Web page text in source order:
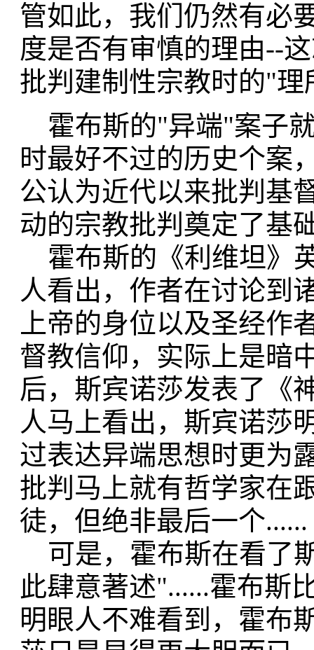
管如此，我们仍然有必
度是否有审慎的理由--
批判建制性宗教时的"
霍布斯的"异端"案子
时最好不过的历史个案
公认为近代以来批判基
动的宗教批判奠定了基
霍布斯的《利维坦》
人看出，作者在讨论到
上帝的身位以及圣经作
督教信仰，实际上是暗
后，斯宾诺莎发表了《
人马上看出，斯宾诺莎
过表达异端思想时更为
批判马上就有哲学家在
徒，但绝非最后一个......
可是，霍布斯在看了
此肆意著述"......霍布斯
明眼人不难看到，霍布